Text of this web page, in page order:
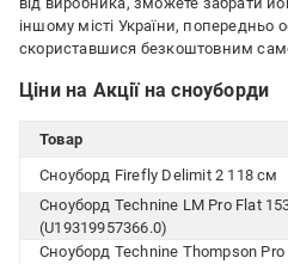
іншому місті України,
скориставшися безкоштовним
Ціни на Акції на сноуборди
Товар
Сноуборд Firefly Delimit 2 118 см
Сноуборд Technine LM Pro Flat
(U19319957366.0)
Сноуборд Technine Thompson Pro